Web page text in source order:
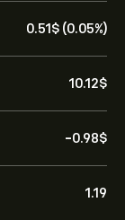
0.51‎$‎ (0.05%)
10.12‎$‎
-0.98‎$‎
1.19